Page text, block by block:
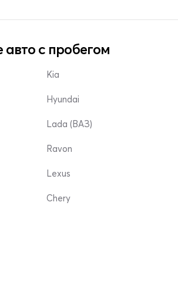
с пробегом
Kia
Hyundai
Lada (ВАЗ)
Ravon
Lexus
Chery